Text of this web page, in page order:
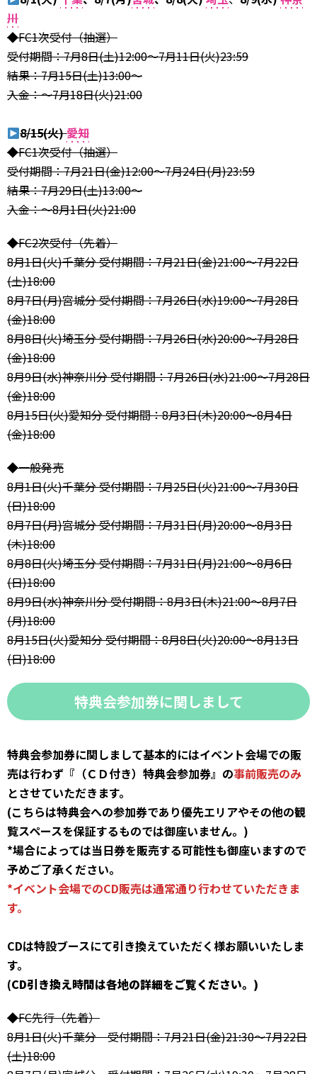
川
◆FC1次受付（抽選）
受付期間：7月8日(土)12:00～7月11日(火)23:59
結果：7月15日(土)13:00～
入金：～7月18日(火)21:00
8/15(火)愛知
◆FC1次受付（抽選）
受付期間：7月21日(金)12:00～7月24日(月)23:59
結果：7月29日(土)13:00～
入金：～8月1日(火)21:00
◆FC2次受付（先着）
8月1日(火)千葉分 受付期間：7月21日(金)21:00～7月22日
(土)18:00
8月7日(月)宮城分 受付期間：7月26日(水)19:00～7月28日
(金)18:00
8月8日(火)埼玉分 受付期間：7月26日(水)20:00～7月28日
(金)18:00
8月9日(水)神奈川分 受付期間：7月26日(水)21:00～7月28日
(金)18:00
8月15日(火)愛知分 受付期間：8月3日(木)20:00～8月4日
(金)18:00
◆一般発売
8月1日(火)千葉分 受付期間：7月25日(火)21:00～7月30日
(日)18:00
8月7日(月)宮城分 受付期間：7月31日(月)20:00～8月3日
(木)18:00
8月8日(火)埼玉分 受付期間：7月31日(月)21:00～8月6日
(日)18:00
8月9日(水)神奈川分 受付期間：8月3日(木)21:00～8月7日
(月)18:00
8月15日(火)愛知分 受付期間：8月8日(火)20:00～8月13日
(日)18:00
特典会参加券に関しまして
特典会参加券に関しまして基本的にはイベント会場での販
売は行わず『（ＣＤ付き）特典会参加券』 の事前販売のみ
とさせていただきます。
(こちらは特典会への参加券であり優先エリアやその他の観
覧スペースを保証するものでは御座いません。)
*場合によっては当日券を販売する可能性も御座いますので
予めご了承ください。
*イベント会場でのCD販売は通常通り行わせていただきま
す。
CDは特設ブースにて引き換えていただく様お願いいたしま
す。
(CD引き換え時間は各地の詳細をご覧ください。)
◆FC先行（先着）
8月1日(火)千葉分 受付期間：7月21日(金)21:30～7月22日
(土)18:00